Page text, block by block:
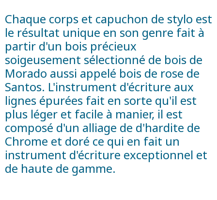
Chaque corps et capuchon de stylo est
le résultat unique en son genre fait à
partir d'un bois précieux
soigeusement sélectionné de bois de
Morado aussi appelé bois de rose de
Santos. L'instrument d'écriture aux
lignes épurées fait en sorte qu'il est
plus léger et facile à manier, il est
composé d'un alliage de d'hardite de
Chrome et doré ce qui en fait un
instrument d'écriture exceptionnel et
de haute de gamme.